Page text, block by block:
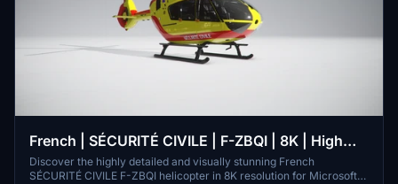
French | SÉCURITÉ CIVILE | F-ZBQI | 8K | High
Details
Discover the highly detailed and visually stunning French
SÉCURITÉ CIVILE F-ZBQI helicopter in 8K resolution for Microsoft